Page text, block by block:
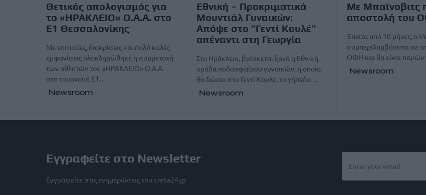
Θετικός απολογισμός για
το «ΗΡΑΚΛΕΙΟ» Ο.Α.Α. στο
Ε1 Θεσσαλονίκης
Με επιτυχίες, διακρίσεις και πολύ καλές
εμφανίσεις ολοκληρώθηκε η συμμετοχή
των αθλητών του «ΗΡΑΚΛΕΙΟ» Ο.Α.Α.
στο τουρνουά Ε1…
Newsroom
Εθνική – Προκριματικά
Μουντιάλ Γυναικών:
Απόψε στο ”Γεντί Κουλέ”
απέναντι στη Γεωργία
Στο Ηράκλειο, βρίσκεται ξανά η Εθνική
ομάδα ποδοσφαίρου γυναικών, η οποία
θα δώσει στο Γεντί Κουλέ, το γήπεδο…
Newsroom
Με Μπαϊνοβιτς
αποστολή του
Έπειτα από 10 μήνες, ο
συμπεριλαμβάνεται σε
ΟΦΗ και θα είναι παρών
Newsroom
Εγγραφείτε στο Newsletter
Εγγραφείτε στις ενημερώσεις του creta24.gr